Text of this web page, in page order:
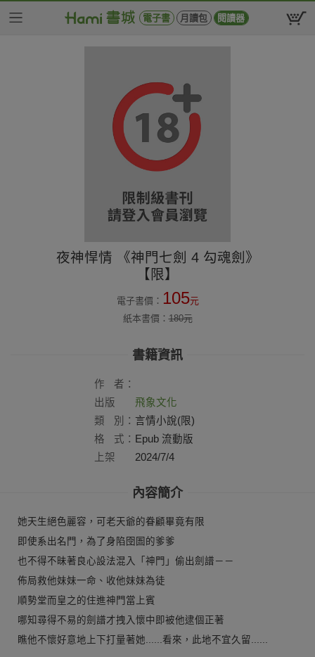
電子書 月讀包 閱讀器
夜神悍情 《神門七劍 4 勾魂劍》
【限】
電子書價： 105元
紙本書價：180元
書籍資訊
作
者：
出版
社：
飛象文化
類
別： 言情小說(限)
格
式： Epub 流動版
上架
2024/7/4
內容簡介
她天生絕色麗容，可老天爺的眷顧畢竟有限
即使系出名門，為了身陷囹圄的爹爹
也不得不昧著良心設法混入「神門」偷出劍譜－－
佈局救他妹妹一命、收他妹妹為徒
順勢堂而皇之的住進神門當上賓
哪知尋得不易的劍譜才拽入懷中即被他逮個正著
瞧他不懷好意地上下打量著她......看來，此地不宜久留......